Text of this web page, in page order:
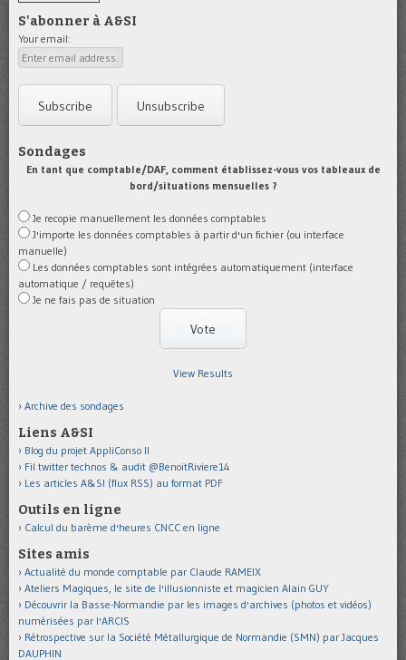
S'abonner à A&SI
Your email:
Sondages
En tant que comptable/DAF, comment établissez-vous vos tableaux de
bord/situations mensuelles ?
Je recopie manuellement les données comptables
J'importe les données comptables à partir d'un fichier (ou interface
manuelle)
Les données comptables sont intégrées automatiquement (interface
automatique / requêtes)
Je ne fais pas de situation
View Results
Archive des sondages
Liens A&SI
Blog du projet AppliConso II
Fil twitter technos & audit @BenoitRiviere14
Les articles A&SI (flux RSS) au format PDF
Outils en ligne
Calcul du barème d'heures CNCC en ligne
Sites amis
Actualité du monde comptable par Claude RAMEIX
Ateliers Magiques, le site de l'illusionniste et magicien Alain GUY
Découvrir la Basse-Normandie par les images d'archives (photos et vidéos)
numérisées par l'ARCIS
Rétrospective sur la Société Métallurgique de Normandie (SMN) par Jacques
DAUPHIN